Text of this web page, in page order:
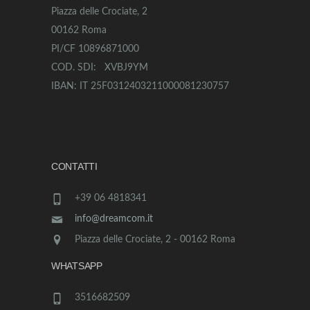
Piazza delle Crociate, 2
00162 Roma
PI/CF 10896871000
COD. SDI: XVBJ9YM
IBAN: IT 25F0312403211000081230757
CONTATTI
+39 06 4818341
info@dreamcom.it
Piazza delle Crociate, 2 - 00162 Roma
WHATSAPP
3516682509